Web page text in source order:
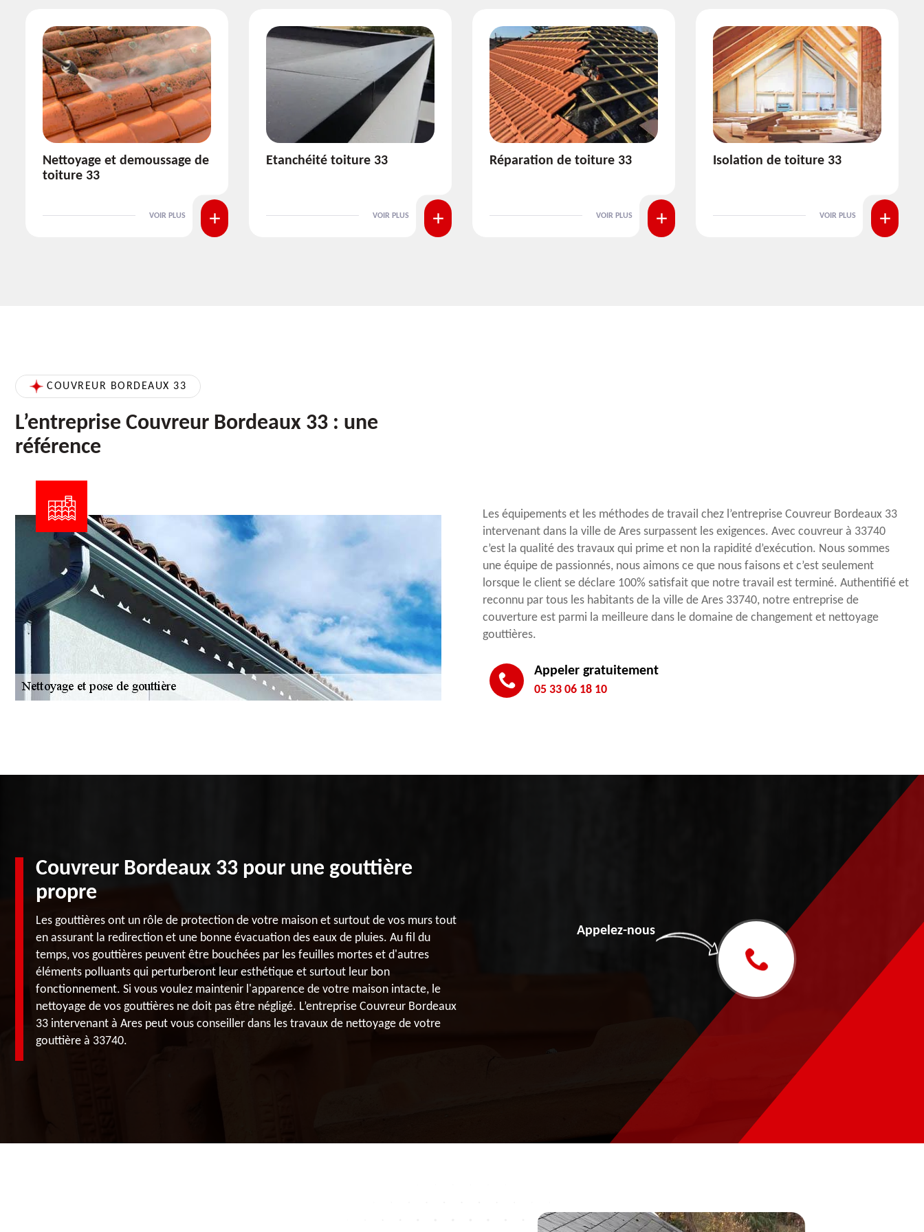
Etanchéité toiture 33
VOIR PLUS
Réparation de toiture 33
VOIR PLUS
Isolation de toiture 33
VOIR PLUS
Pose et nettoyage de
VOIR PLUS
COUVREUR BORDEAUX 33
L’entreprise Couvreur Bordeaux 33 : une
référence
Les équipements et les méthodes de travail chez l’entreprise Couvreur Bordeaux 33
intervenant dans la ville de Ares surpassent les exigences. Avec couvreur à 33740
c’est la qualité des travaux qui prime et non la rapidité d’exécution. Nous sommes
une équipe de passionnés, nous aimons ce que nous faisons et c’est seulement
lorsque le client se déclare 100% satisfait que notre travail est terminé. Authentifié et
reconnu par tous les habitants de la ville de Ares 33740, notre entreprise de
couverture est parmi la meilleure dans le domaine de changement et nettoyage
gouttières.
Appeler gratuitement
05 33 06 18 10
Couvreur Bordeaux 33 pour une gouttière
propre
Les gouttières ont un rôle de protection de votre maison et surtout de vos murs tout
en assurant la redirection et une bonne évacuation des eaux de pluies. Au fil du
temps, vos gouttières peuvent être bouchées par les feuilles mortes et d'autres
éléments polluants qui perturberont leur esthétique et surtout leur bon
fonctionnement. Si vous voulez maintenir l'apparence de votre maison intacte, le
nettoyage de vos gouttières ne doit pas être négligé. L’entreprise Couvreur Bordeaux
33 intervenant à Ares peut vous conseiller dans les travaux de nettoyage de votre
gouttière à 33740.
Appelez-nous